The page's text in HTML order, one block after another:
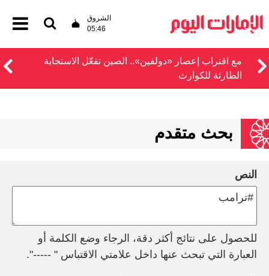
الشروق
05:46
مع اقتراب إعصار «دولفين».. الصين تفعّل الاستجابة
الطارئة للكوارث
بحث متقدم
النص
للحصول على نتائج أكثر دقة، الرجاء وضع الكلمة أو
العبارة التي تبحث عنها داخل علامتي الاقتباس " -----".